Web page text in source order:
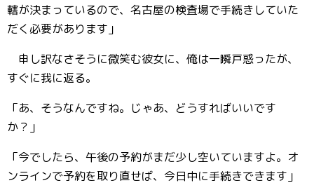
轄が決まっているので、名古屋の検査場で手続きしていた
だく必要があります」
申し訳なさそうに微笑む彼女に、俺は一瞬戸惑ったが、
すぐに我に返る。
「あ、そうなんですね。じゃあ、どうすればいいです
か？」
「今でしたら、午後の予約がまだ少し空いていますよ。オ
ンラインで予約を取り直せば、今日中に手続きできます」